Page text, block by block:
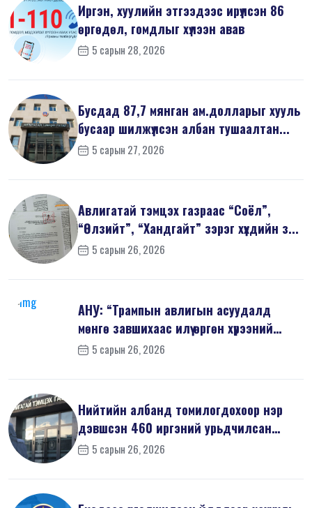
Иргэн, хуулийн этгээдээс ирүүлсэн 86
өргөдөл, гомдлыг хүлээн авав
5 сарын 28, 2026
Бусдад 87,7 мянган ам.долларыг хууль
бусаар шилжүүлсэн албан тушаалтан...
5 сарын 27, 2026
Авлигатай тэмцэх газраас “Соёл”,
“Өлзийт”, “Хандгайт” зэрэг хүүхдийн з...
5 сарын 26, 2026
АНУ: “Трампын авлигын асуудалд
мөнгө завшихаас илүү өргөн хүрээний
шин...
5 сарын 26, 2026
Нийтийн албанд томилогдохоор нэр
дэвшсэн 460 иргэний урьдчилсан
мэдүүл...
5 сарын 26, 2026